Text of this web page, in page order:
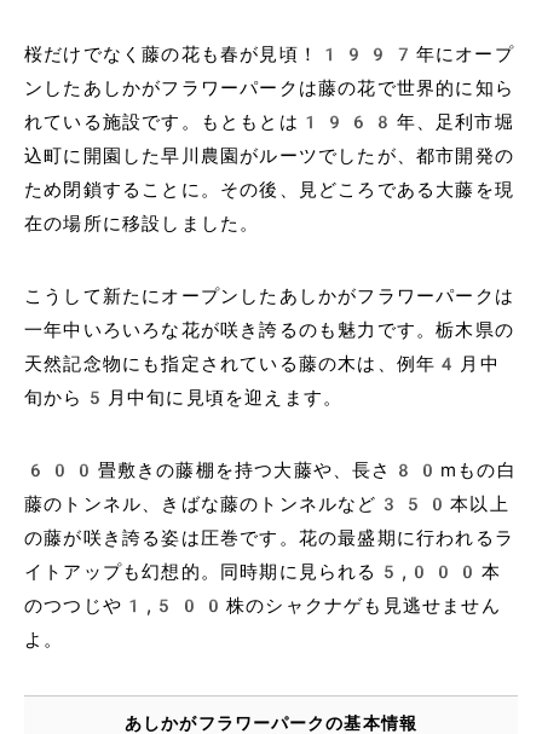
桜だけでなく藤の花も春が見頃！1997年にオープ
ンしたあしかがフラワーパークは藤の花で世界的に知ら
れている施設です。もともとは1968年、足利市堀
込町に開園した早川農園がルーツでしたが、都市開発の
ため閉鎖することに。その後、見どころである大藤を現
在の場所に移設しました。
こうして新たにオープンしたあしかがフラワーパークは
一年中いろいろな花が咲き誇るのも魅力です。栃木県の
天然記念物にも指定されている藤の木は、例年4月中
旬から5月中旬に見頃を迎えます。
600畳敷きの藤棚を持つ大藤や、長さ80mもの白
藤のトンネル、きばな藤のトンネルなど350本以上
の藤が咲き誇る姿は圧巻です。花の最盛期に行われるラ
イトアップも幻想的。同時期に見られる5,000本
のつつじや1,500株のシャクナゲも見逃せません
よ。
あしかがフラワーパークの基本情報